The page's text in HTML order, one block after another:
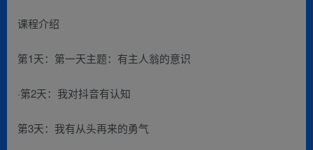
课程介绍
第1天：第一天主题：有主人翁的意识
·第2天：我对抖音有认知
第3天：我有从头再来的勇气